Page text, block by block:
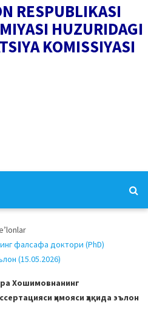
RESPUBLIKASI
HUZURIDAGI
KOMISSIYASI
фалсафа доктори (PhD)
(15.05.2026)
Хошимовнанинг
ҳимояси ҳақида эълон